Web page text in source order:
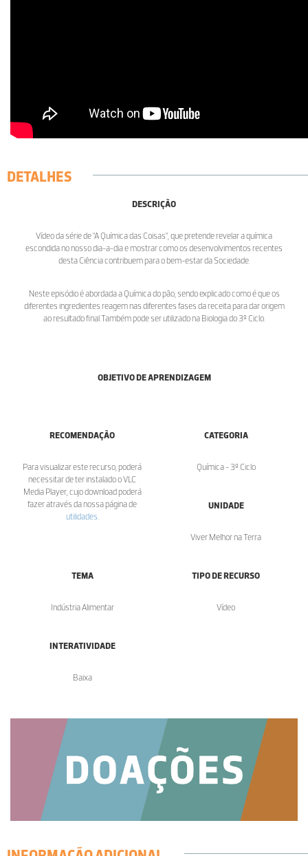
DETALHES
DESCRIÇÃO
Vídeo da série de "A Química das Coisas", que pretende revelar a química
escondida no nosso dia-a-dia e mostrar como os desenvolvimentos recentes
desta Ciência contribuem para o bem-estar da Sociedade.
Neste episódio é abordada a Química do pão, sendo explicado como é que os
diferentes ingredientes reagem nas diferentes fases da receita para dar origem
ao resultado final.Também pode ser utilizado na Biologia do 3º Ciclo.
OBJETIVO DE APRENDIZAGEM
RECOMENDAÇÃO
Para visualizar este recurso, poderá
necessitar de ter instalado o VLC
Media Player, cujo download poderá
fazer através da nossa página de
utilidades
CATEGORIA
Química - 3º Ciclo
UNIDADE
Viver Melhor na Terra
TEMA
Indústria Alimentar
TIPO DE RECURSO
Vídeo
INTERATIVIDADE
Baixa